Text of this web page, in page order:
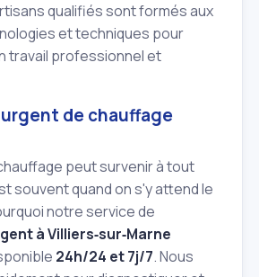
qualifiés sont formés aux
et techniques pour
travail professionnel et
de chauffage
peut survenir à tout
souvent quand on s'y attend le
notre service de
à Villiers‑sur‑Marne
24h/24 et 7j/7. Nous